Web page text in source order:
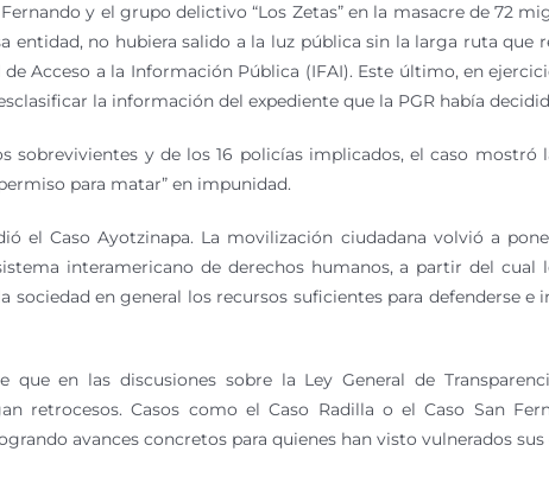
y el grupo delictivo “Los Zetas” en la masacre de 72
entidad, no hubiera salido a la luz pública sin la larga ruta que
Acceso a la Información Pública (IFAI). Este último, en
la información del expediente que la PGR había
sobrevivientes y de los 16 policías implicados, el caso
para matar” en impunidad.
el Caso Ayotzinapa. La movilización ciudadana volvió a
interamericano de derechos humanos, a partir del
en general los recursos suficientes para defenderse
que en las discusiones sobre la Ley General de
retrocesos. Casos como el Caso Radilla o el Caso San
avances concretos para quienes han visto vulnerados sus